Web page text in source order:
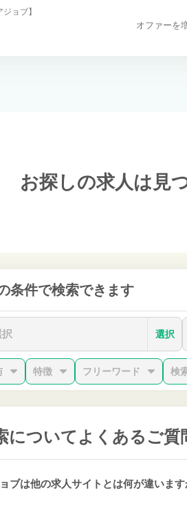
ョブ】
オファーを
お探しの求人は 見
条件で検索できます
選択
特徴 フリーワード 検
について よくあるご質
ブは他の求人サイトとは何が違います